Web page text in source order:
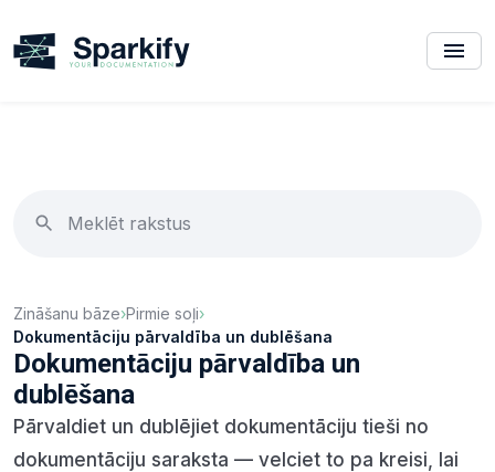
Zināšanu bāze›Pirmie soļi›
Dokumentāciju pārvaldība un dublēšana
Dokumentāciju pārvaldība un
dublēšana
Pārvaldiet un dublējiet dokumentāciju tieši no
dokumentāciju saraksta — velciet to pa kreisi, lai